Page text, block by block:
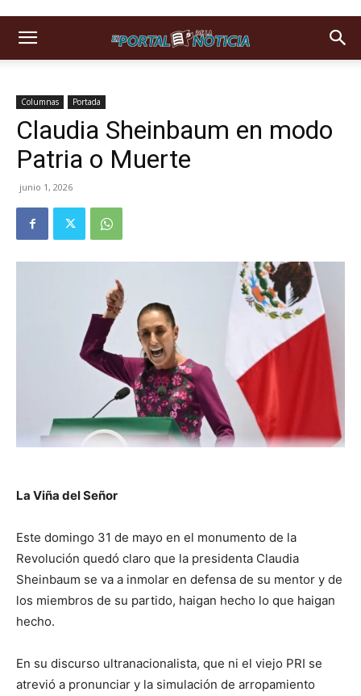
Columnas Portada
Claudia Sheinbaum en modo
Patria o Muerte
junio 1, 2026
La Viña del Señor
Este domingo 31 de mayo en el monumento de la
Revolución quedó claro que la presidenta Claudia
Sheinbaum se va a inmolar en defensa de su mentor y de
los miembros de su partido, haigan hecho lo que haigan
hecho.
En su discurso ultranacionalista, que ni el viejo PRI se
atrevió a pronunciar y la simulación de arropamiento